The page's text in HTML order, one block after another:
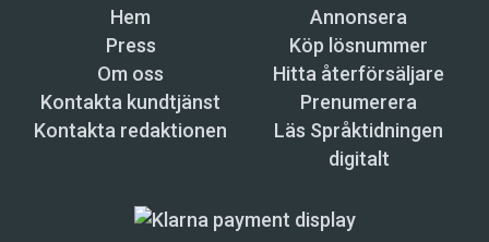
Hem
Annonsera
Press
Köp lösnummer
Om oss
Hitta återförsäljare
Kontakta kundtjänst
Prenumerera
Kontakta redaktionen
Läs Språktidningen
digitalt